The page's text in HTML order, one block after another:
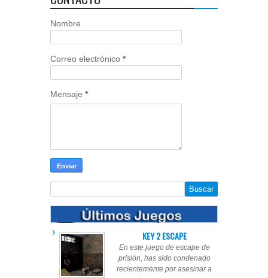
Nombre
Correo electrónico *
Mensaje *
KEY 2 ESCAPE
En este juego de escape de
prisión, has sido condenado
recientemente por asesinar a